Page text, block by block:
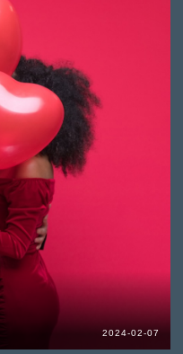
2024-02-07